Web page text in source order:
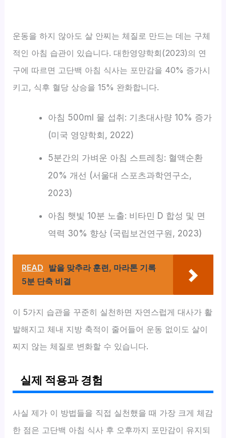
운동을 하지 않아도 살 안찌는 체질로 만드는 데는 구체
적인 아침 습관이 있습니다. 대한영양학회(2023)의 연
구에 따르면 고단백 아침 식사는 포만감을 40% 증가시
키고, 식후 혈당 상승을 15% 완화합니다.
아침 500ml 물 섭취: 기초대사량 10% 증가
(미국 영양학회, 2022)
5분간의 가벼운 아침 스트레칭: 혈액순환
20% 개선 (서울대 스포츠과학연구소,
2023)
아침 햇빛 10분 노출: 비타민 D 합성 및 면
역력 30% 향상 (국립보건연구원, 2023)
READ 발을 맞추라 훈련, 마라톤 기록
5분 단축 비결
이 5가지 습관을 꾸준히 실천하면 자연스럽게 대사가 활
발해지고 체내 지방 축적이 줄어들어 운동 없이도 살이
찌지 않는 체질로 변화할 수 있습니다.
실제 적용과 경험
사실 제가 이 방법들을 직접 실천했을 때 가장 크게 체감
한 점은 고단백 아침 식사 후 오후까지 포만감이 유지되